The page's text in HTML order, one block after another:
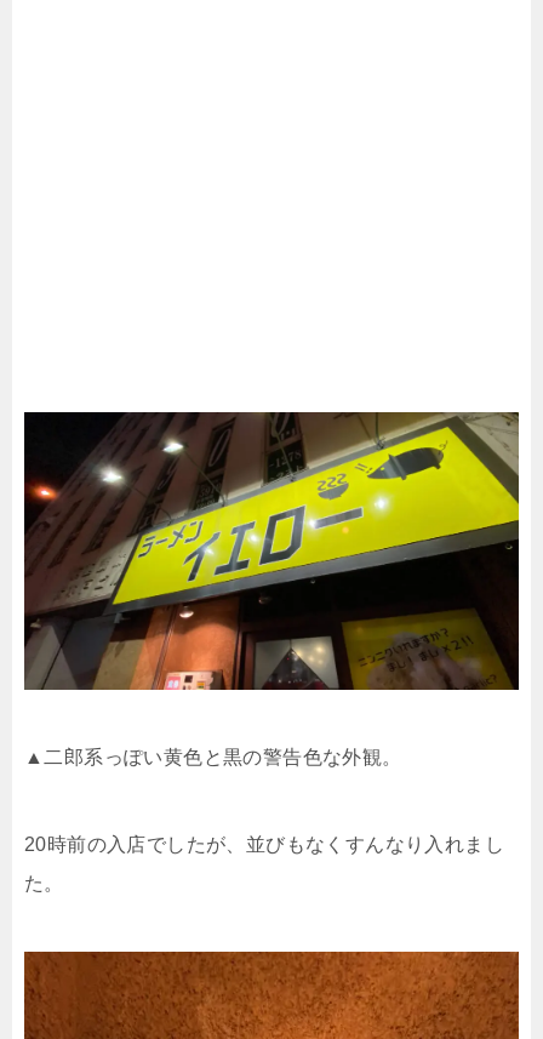
▲二郎系っぽい黄色と黒の警告色な外観。
20時前の入店でしたが、並びもなくすんなり入れまし
た。